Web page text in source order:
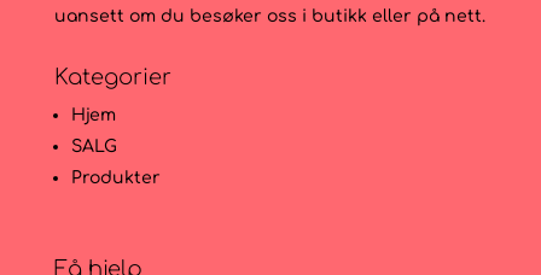
uansett om du besøker oss i butikk eller på nett.
Kategorier
Hjem
SALG
Produkter
Få hjelp